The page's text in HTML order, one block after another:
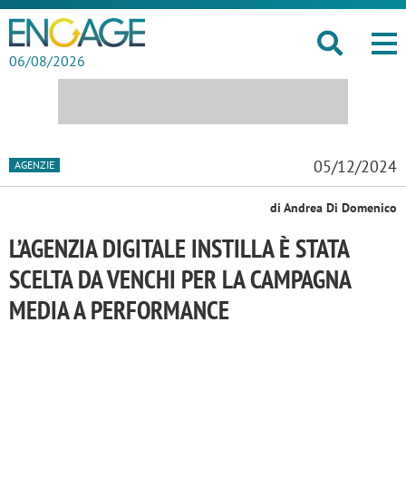
06/08/2026
AGENZIE 05/12/2024
di Andrea Di Domenico
L’AGENZIA DIGITALE INSTILLA È STATA
SCELTA DA VENCHI PER LA CAMPAGNA
MEDIA A PERFORMANCE